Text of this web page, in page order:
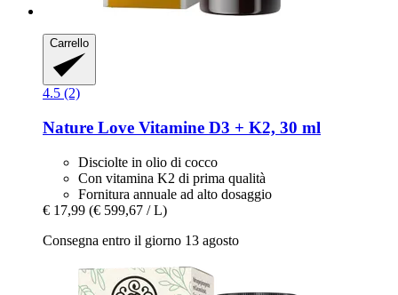
Carrello
4.5 (2)
Nature Love Vitamine D3 + K2, 30 ml
Disciolte in olio di cocco
Con vitamina K2 di prima qualità
Fornitura annuale ad alto dosaggio
€ 17,99 (€ 599,67 / L)
Consegna entro il giorno 13 agosto